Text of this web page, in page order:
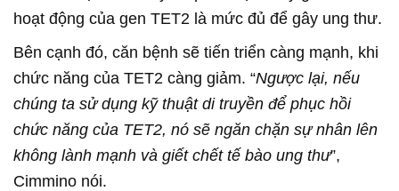
hoạt động của gen TET2 là mức đủ để gây ung thư.
Bên cạnh đó, căn bệnh sẽ tiến triển càng mạnh, khi
chức năng của TET2 càng giảm. “Ngược lại, nếu
chúng ta sử dụng kỹ thuật di truyền để phục hồi
chức năng của TET2, nó sẽ ngăn chặn sự nhân lên
không lành mạnh và giết chết tế bào ung thư”,
Cimmino nói.